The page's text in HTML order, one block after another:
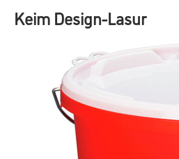
Keim Design-Lasur